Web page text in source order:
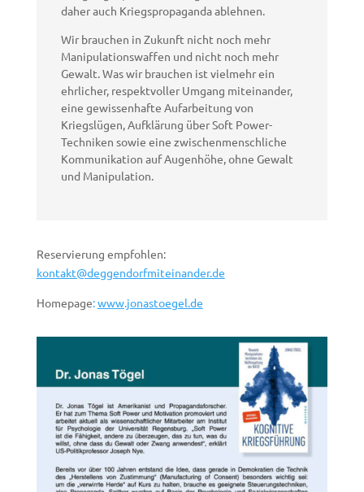
daher auch Kriegspropaganda ablehnen.
Wir brauchen in Zukunft nicht noch mehr
Manipulationswaffen und nicht noch mehr
Gewalt. Was wir brauchen ist vielmehr ein
ehrlicher, respektvoller Umgang miteinander,
eine gewissenhafte Aufarbeitung von
Kriegslügen, Aufklärung über Soft Power-
Techniken sowie eine zwischenmenschliche
Kommunikation auf Augenhöhe, ohne Gewalt
und Manipulation.
Reservierung empfohlen:
kontakt@deggendorfmiteinander.de
Homepage:www.jonastoegel.de